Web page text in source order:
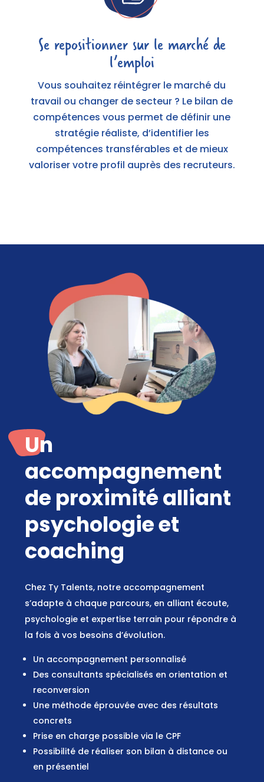
Se repositionner sur le marché de
l’emploi
Vous souhaitez réintégrer le marché du
travail ou changer de secteur ? Le bilan de
compétences vous permet de définir une
stratégie réaliste, d’identifier les
compétences transférables et de mieux
valoriser votre profil auprès des recruteurs.
Un
accompagnement
de proximité alliant
psychologie et
coaching
Chez Ty Talents, notre accompagnement
s’adapte à chaque parcours, en alliant écoute,
psychologie et expertise terrain pour répondre à
la fois à vos besoins d’évolution.
Un accompagnement personnalisé
Des consultants spécialisés en orientation et
reconversion
Une méthode éprouvée avec des résultats
concrets
Prise en charge possible via le CPF
Possibilité de réaliser son bilan à distance ou
en présentiel